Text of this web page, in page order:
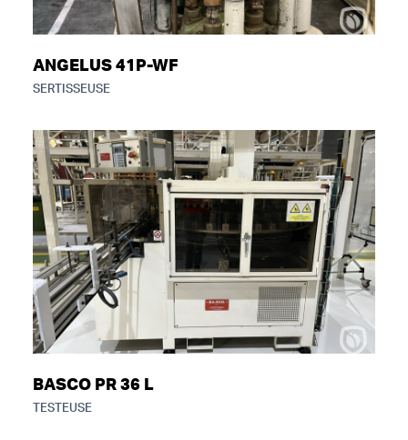
ANGELUS 41P-WF
SERTISSEUSE
BASCO PR 36 L
TESTEUSE